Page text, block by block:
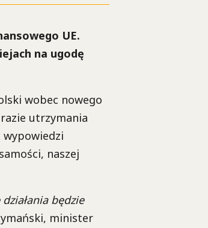
UE.
na ugodę
wobec nowego
utrzymania
wypowiedzi
naszej
będzie
minister